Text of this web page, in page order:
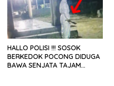
HALLO POLISI !!! SOSOK
BERKEDOK POCONG DIDUGA
BAWA SENJATA TAJAM